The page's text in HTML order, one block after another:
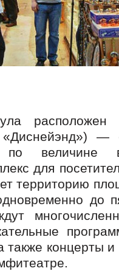
расположен
«Диснейэнд»)
величине
для
территорию
до
также концерты и